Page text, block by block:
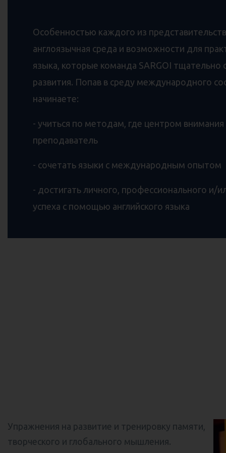
Особенностью каждого из представительств
англоязычная среда и возможности для
языка, которые команда SARGOI тщательно
развития. Попав в среду международного
начинаете:
- учиться по методам, где центром внимания
преподаватель
- сочетать языки с международным опытом
- достигать личного, профессионального и/
успеха с помощью английского языка
Упражнения на развитие и тренировку памяти,
творческого и глобального мышления.